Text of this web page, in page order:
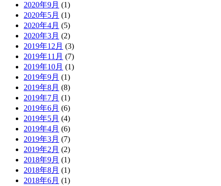
2020年9月 (1)
2020年5月 (1)
2020年4月 (5)
2020年3月 (2)
2019年12月 (3)
2019年11月 (7)
2019年10月 (1)
2019年9月 (1)
2019年8月 (8)
2019年7月 (1)
2019年6月 (6)
2019年5月 (4)
2019年4月 (6)
2019年3月 (7)
2019年2月 (2)
2018年9月 (1)
2018年8月 (1)
2018年6月 (1)